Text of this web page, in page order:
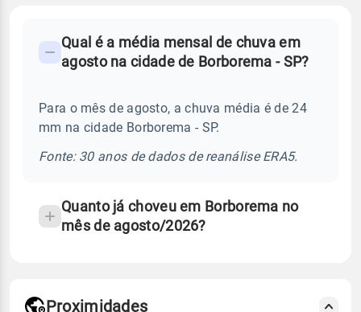
Perguntas
sobre
chuva
Qual é a média mensal de chuva em
agosto na cidade de Borborema - SP?
Para o mês de agosto, a chuva média é de 24
mm na cidade Borborema - SP.
Fonte: 30 anos de dados de reanálise ERA5.
Quanto já choveu em Borborema no
mês de agosto/2026?
Proximidades